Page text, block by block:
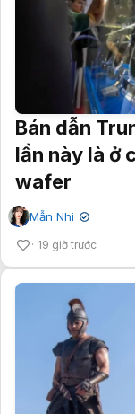
Bán dẫn
lần này là ở
wafer
Mẫn Nhi ✔
19 giờ trước